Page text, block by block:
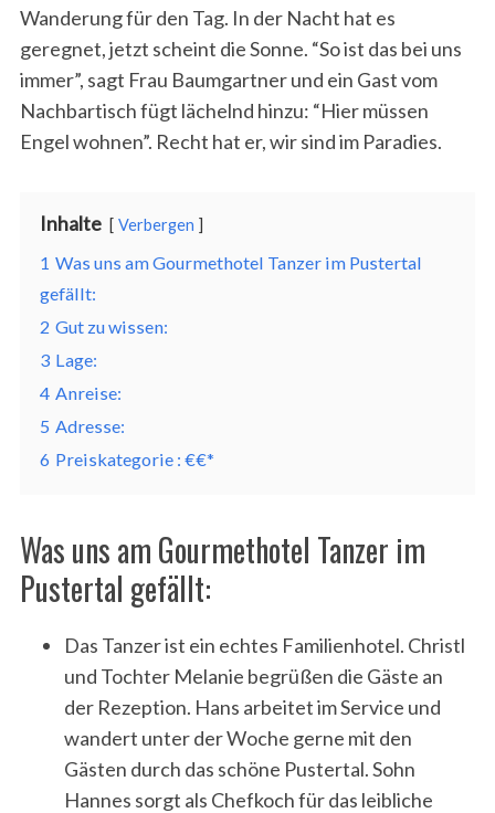
Wanderung für den Tag. In der Nacht hat es
geregnet, jetzt scheint die Sonne. “So ist das bei uns
immer”, sagt Frau Baumgartner und ein Gast vom
Nachbartisch fügt lächelnd hinzu: “Hier müssen
Engel wohnen”. Recht hat er, wir sind im Paradies.
Inhalte Verbergen
1 Was uns am Gourmethotel Tanzer im Pustertal
gefällt:
2 Gut zu wissen:
3 Lage:
4 Anreise:
5 Adresse:
6 Preiskategorie : €€*
Was uns am Gourmethotel Tanzer im
Pustertal gefällt:
Das Tanzer ist ein echtes Familienhotel. Christl
und Tochter Melanie begrüßen die Gäste an
der Rezeption. Hans arbeitet im Service und
wandert unter der Woche gerne mit den
Gästen durch das schöne Pustertal. Sohn
Hannes sorgt als Chefkoch für das leibliche